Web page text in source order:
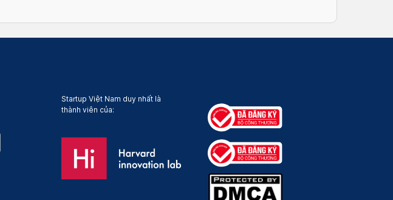
Startup Việt Nam duy nhất là
thành viên của: